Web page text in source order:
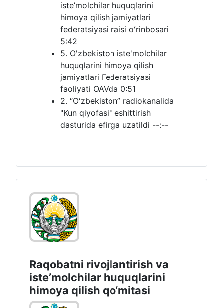
iste’molchilar huquqlarini
himoya qilish jamiyatlari
federatsiyasi raisi oʻrinbosari
5:42
5. O'zbekiston iste'molchilar
huquqlarini himoya qilish
jamiyatlari Federatsiyasi
faoliyati OAVda 0:51
2. “Oʻzbekiston” radiokanalida
"Kun qiyofasi" eshittirish
dasturida efirga uzatildi --:--
Raqobatni rivojlantirish va
isteʼmolchilar huquqlarini
himoya qilish qo‘mitasi